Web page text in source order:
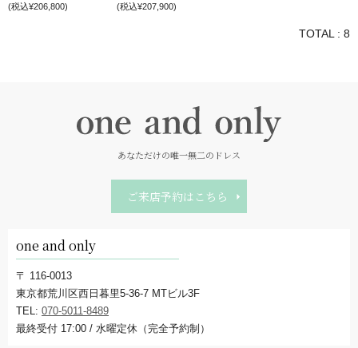
(税込¥206,800)
(税込¥207,900)
TOTAL : 8
あなただけの唯一無二のドレス
ご来店予約はこちら
one and only
〒 116-0013
東京都荒川区西日暮里5-36-7 MTビル3F
TEL: 070-5011-8489
最終受付 17:00 / 水曜定休（完全予約制）